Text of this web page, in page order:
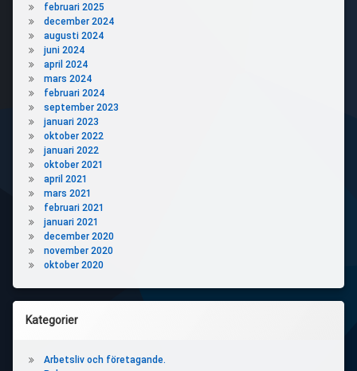
februari 2025
december 2024
augusti 2024
juni 2024
april 2024
mars 2024
februari 2024
september 2023
januari 2023
oktober 2022
januari 2022
oktober 2021
april 2021
mars 2021
februari 2021
januari 2021
december 2020
november 2020
oktober 2020
Kategorier
Arbetsliv och företagande.